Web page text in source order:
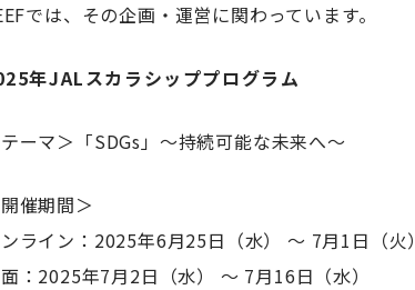
では、その企画・運営に関わっています。
年JALスカラシッププログラム
ーマ＞「SDGs」～持続可能な未来へ～
催期間＞
ライン：2025年6月25日（水） ～ 7月1日（火）
：2025年7月2日（水） ～ 7月16日（水）